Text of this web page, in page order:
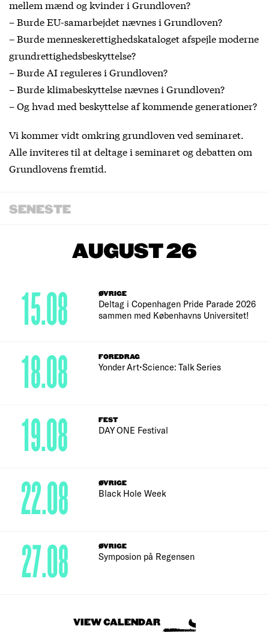
mellem mænd og kvinder i Grundloven?
– Burde EU-samarbejdet nævnes i Grundloven?
– Burde menneskerettighedskataloget afspejle moderne
grundrettighedsbeskyttelse?
– Burde AI reguleres i Grundloven?
– Burde klimabeskyttelse nævnes i Grundloven?
– Og hvad med beskyttelse af kommende generationer?
Vi kommer vidt omkring grundloven ved seminaret.
Alle inviteres til at deltage i seminaret og debatten om
Grundlovens fremtid.
SENESTE
AUGUST 26
ØVRIGE
Deltag i Copenhagen Pride Parade 2026
sammen med Københavns Universitet!
15.08
FOREDRAG
Yonder Art•Science: Talk Series
18.08
FEST
DAY ONE Festival
19.08
ØVRIGE
Black Hole Week
22.08
ØVRIGE
Symposion på Regensen
27.08
VIEW CALENDAR